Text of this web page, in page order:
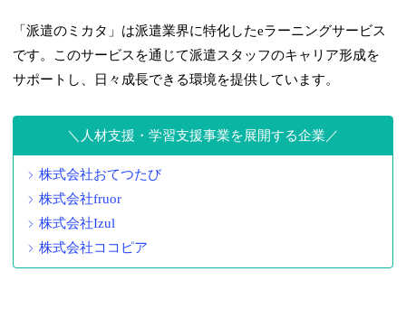
「派遣のミカタ」は派遣業界に特化したeラーニングサービス
です。このサービスを通じて派遣スタッフのキャリア形成を
サポートし、日々成長できる環境を提供しています。
人材支援・学習支援事業を展開する企業
株式会社おてつたび
株式会社fruor
株式会社Izul
株式会社ココピア